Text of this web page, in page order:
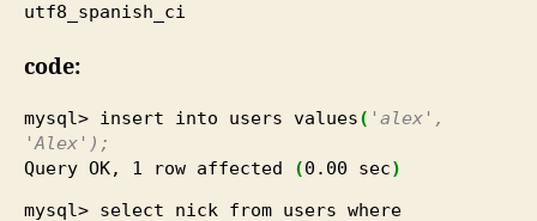
utf8_spanish_ci
code:
mysql> insert into users values( 'alex',
'Alex');
Query OK, 1 row affected (0.00 sec)
mysql> select nick from users where